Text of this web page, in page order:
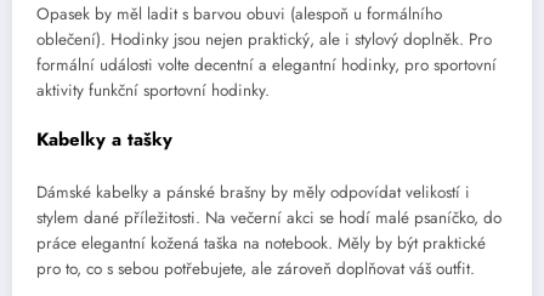
Opasek by měl ladit s barvou obuvi (alespoň u formálního
oblečení). Hodinky jsou nejen praktický, ale i stylový doplněk. Pro
formální události volte decentní a elegantní hodinky, pro sportovní
aktivity funkční sportovní hodinky.
Kabelky a tašky
Dámské kabelky a pánské brašny by měly odpovídat velikostí i
stylem dané příležitosti. Na večerní akci se hodí malé psaníčko, do
práce elegantní kožená taška na notebook. Měly by být praktické
pro to, co s sebou potřebujete, ale zároveň doplňovat váš outfit.